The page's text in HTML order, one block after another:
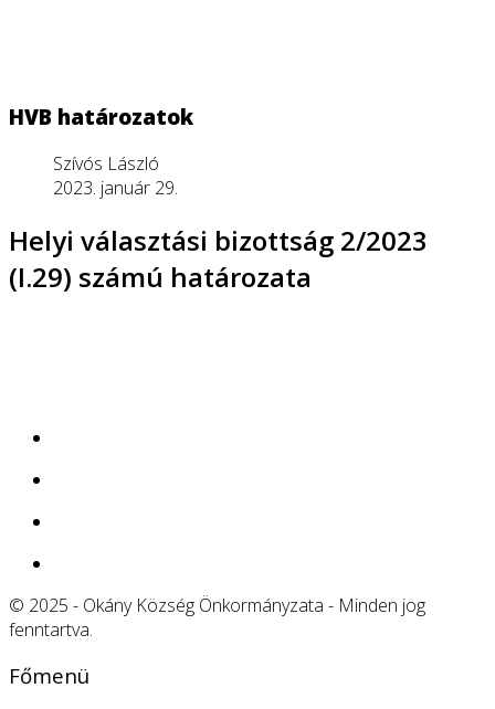
HVB határozatok
Szívós László
2023. január 29.
Helyi választási bizottság 2/2023
(I.29) számú határozata
© 2025 - Okány Község Önkormányzata - Minden jog
fenntartva.
Főmenü